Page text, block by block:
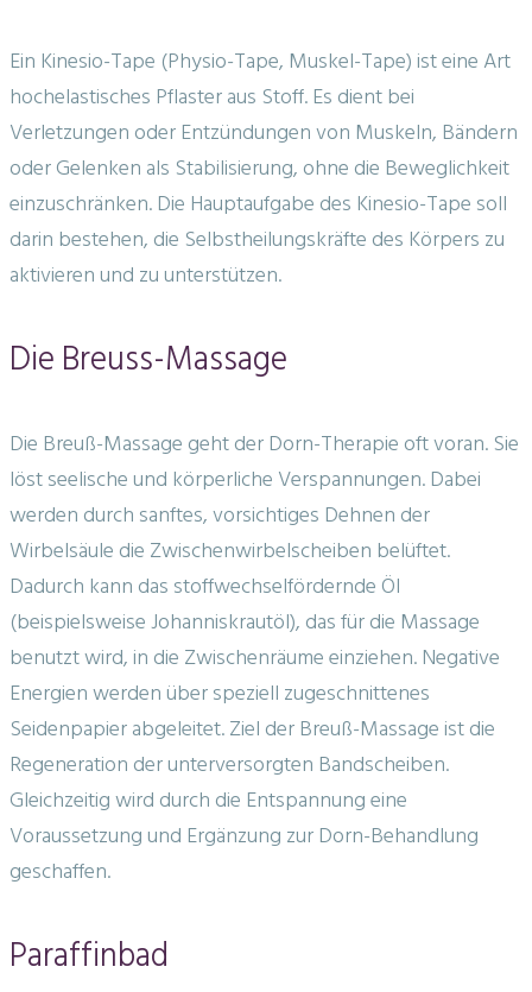
Ein Kinesio-Tape (Physio-Tape, Muskel-Tape) ist eine Art
hochelastisches Pflaster aus Stoff. Es dient bei
Verletzungen oder Entzündungen von Muskeln, Bändern
oder Gelenken als Stabilisierung, ohne die Beweglichkeit
einzuschränken. Die Hauptaufgabe des Kinesio-Tape soll
darin bestehen, die Selbstheilungskräfte des Körpers zu
aktivieren und zu unterstützen.
Die Breuss-Massage
Die Breuß-Massage geht der Dorn-Therapie oft voran. Sie
löst seelische und körperliche Verspannungen. Dabei
werden durch sanftes, vorsichtiges Dehnen der
Wirbelsäule die Zwischenwirbelscheiben belüftet.
Dadurch kann das stoffwechselfördernde Öl
(beispielsweise Johanniskrautöl), das für die Massage
benutzt wird, in die Zwischenräume einziehen. Negative
Energien werden über speziell zugeschnittenes
Seidenpapier abgeleitet. Ziel der Breuß-Massage ist die
Regeneration der unterversorgten Bandscheiben.
Gleichzeitig wird durch die Entspannung eine
Voraussetzung und Ergänzung zur Dorn-Behandlung
geschaffen.
Paraffinbad